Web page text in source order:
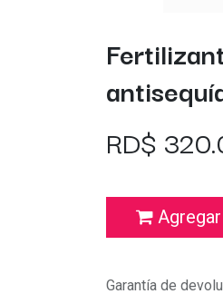
RD$
Garantía de